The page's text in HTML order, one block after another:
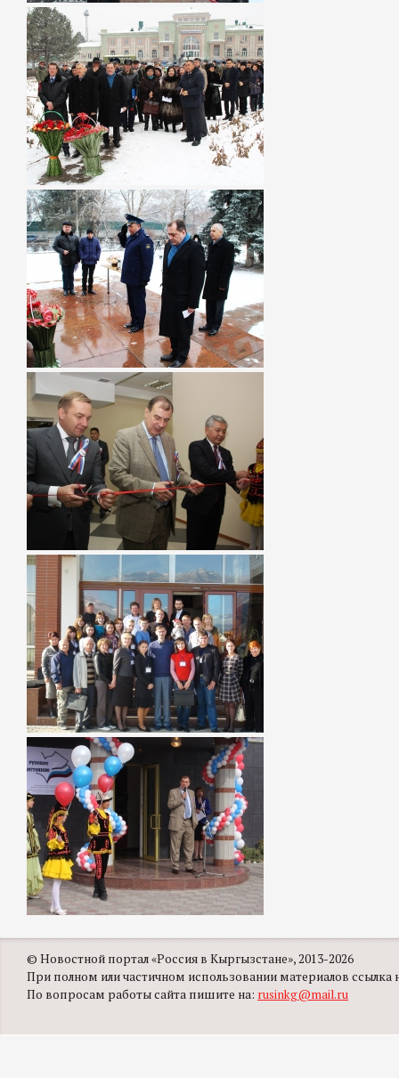
© Новостной портал «Россия в Кыргызстане», 2013-2026
При полном или частичном использовании материалов ссылка
По вопросам работы сайта пишите на: rusinkg@mail.ru